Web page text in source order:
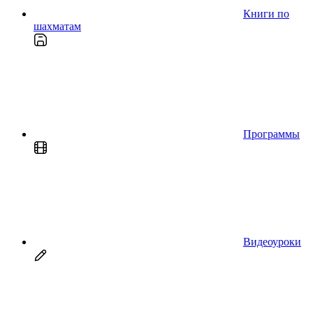
Книги по
шахматам
Программы
Видеоуроки